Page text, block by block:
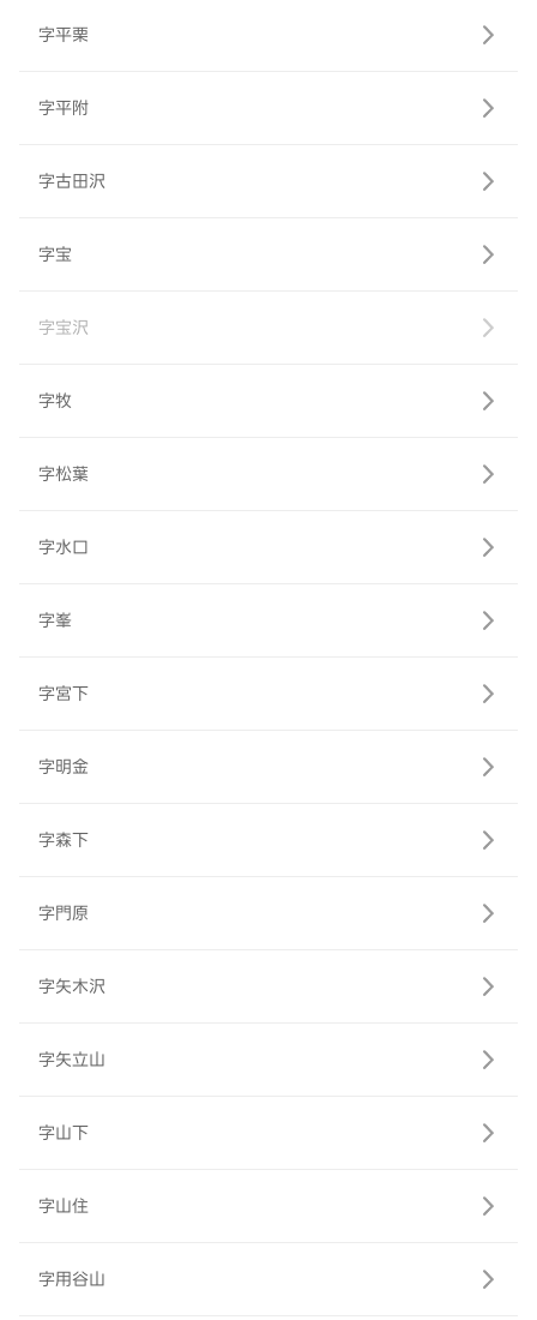
字平栗
字平附
字古田沢
字宝
字宝沢
字牧
字松葉
字水口
字峯
字宮下
字明金
字森下
字門原
字矢木沢
字矢立山
字山下
字山住
字用谷山